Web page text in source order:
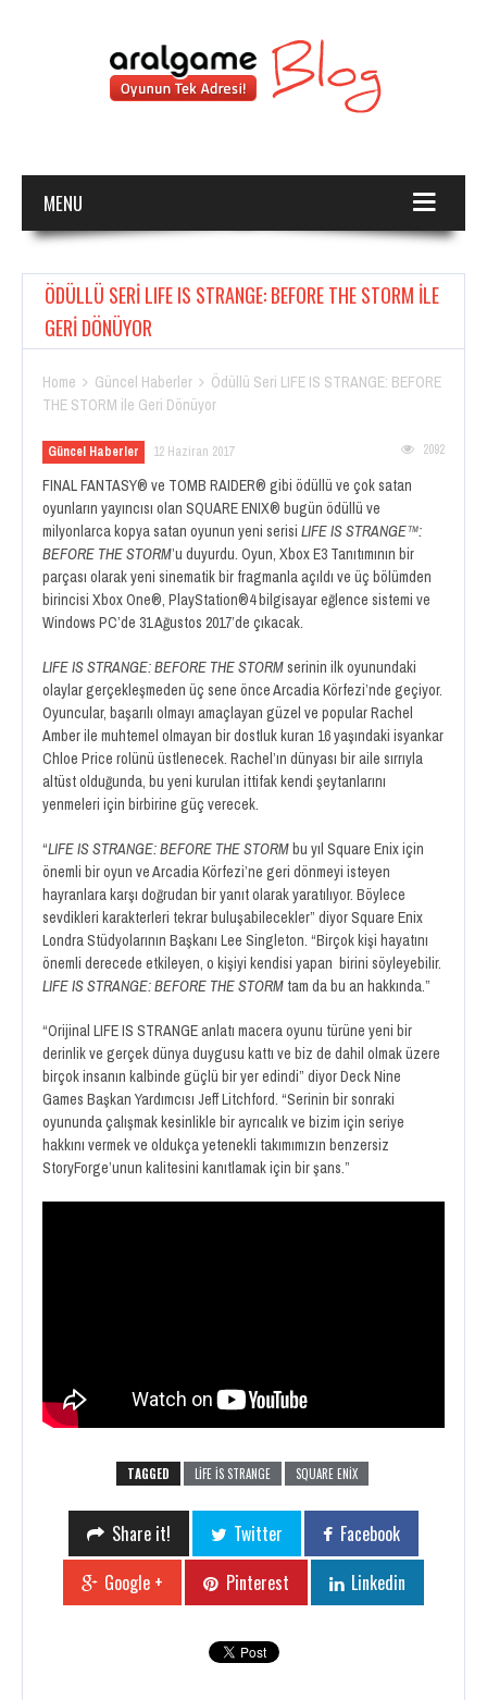
MENU
ÖDÜLLÜ SERI LIFE IS STRANGE: BEFORE THE STORM ILE
GERI DÖNÜYOR
Home  Güncel Haberler  Ödüllü Seri LIFE IS STRANGE: BEFORE
THE STORM ile Geri Dönüyor
Güncel Haberler 12 Haziran 2017 2092
FINAL FANTASY® ve TOMB RAIDER® gibi ödüllü ve çok satan
oyunların yayıncısı olan SQUARE ENIX® bugün ödüllü ve
milyonlarca kopya satan oyunun yeni serisi LIFE IS STRANGE™:
BEFORE THE STORM’u duyurdu. Oyun, Xbox E3 Tanıtımının bir
parçası olarak yeni sinematik bir fragmanla açıldı ve üç bölümden
birincisi Xbox One®, PlayStation®4 bilgisayar eğlence sistemi ve
Windows PC’de 31 Ağustos 2017’de çıkacak.
LIFE IS STRANGE: BEFORE THE STORM serinin ilk oyunundaki
olaylar gerçekleşmeden üç sene önce Arcadia Körfezi’nde geçiyor.
Oyuncular, başarılı olmayı amaçlayan güzel ve popular Rachel
Amber ile muhtemel olmayan bir dostluk kuran 16 yaşındaki isyankar
Chloe Price rolünü üstlenecek. Rachel’ın dünyası bir aile sırrıyla
altüst olduğunda, bu yeni kurulan ittifak kendi şeytanlarını
yenmeleri için birbirine güç verecek.
“LIFE IS STRANGE: BEFORE THE STORMbu yıl Square Enix için
önemli bir oyun ve Arcadia Körfezi’ne geri dönmeyi isteyen
hayranlara karşı doğrudan bir yanıt olarak yaratılıyor. Böylece
sevdikleri karakterleri tekrar buluşabilecekler” diyor Square Enix
Londra Stüdyolarının Başkanı Lee Singleton. “Birçok kişi hayatını
önemli derecede etkileyen, o kişiyi kendisi yapan birini söyleyebilir.
LIFE IS STRANGE: BEFORE THE STORM tam da bu an hakkında.”
“Orijinal LIFE IS STRANGE anlatı macera oyunu türüne yeni bir
derinlik ve gerçek dünya duygusu kattı ve biz de dahil olmak üzere
birçok insanın kalbinde güçlü bir yer edindi” diyor Deck Nine
Games Başkan Yardımcısı Jeff Litchford. “Serinin bir sonraki
oyununda çalışmak kesinlikle bir ayrıcalık ve bizim için seriye
hakkını vermek ve oldukça yetenekli takımımızın benzersiz
StoryForge’unun kalitesini kanıtlamak için bir şans.”
TAGGED LIFE IS STRANGE SQUARE ENIX
Share it! Twitter
Facebook
Google +
Pinterest Linkedin